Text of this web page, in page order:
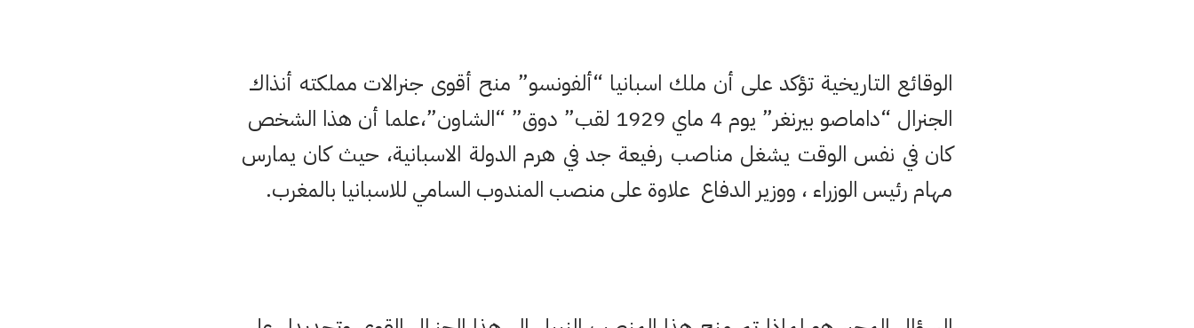
الوقائع التاريخية تؤكد على أن ملك اسبانيا “ألفونسو” منح أقوى جنرالات مملكته أنذاك
الجنرال “داماصو بيرنغر” يوم 4 ماي 1929 لقب” دوق” “الشاون”،علما أن هذا الشخص
كان في نفس الوقت يشغل مناصب رفيعة جد في هرم الدولة الاسبانية، حيث كان يمارس
مهام رئيس الوزراء ، ووزير الدفاع علاوة على منصب المندوب السامي للاسبانيا بالمغرب.